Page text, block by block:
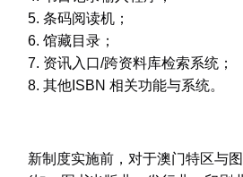
5. 条码阅读机；
6. 馆藏目录；
7. 资讯入口/跨资料库检索系统；
8. 其他ISBN 相关功能与系统。
新制度实施前，对于澳门特区与